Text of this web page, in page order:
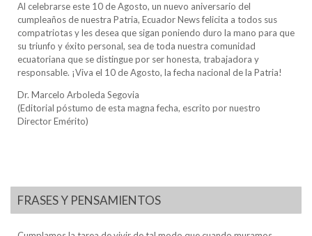
Al celebrarse este 10 de Agosto, un nuevo aniversario del
cumpleaños de nuestra Patria, Ecuador News felicita a todos sus
compatriotas y les desea que sigan poniendo duro la mano para que
su triunfo y éxito personal, sea de toda nuestra comunidad
ecuatoriana que se distingue por ser honesta, trabajadora y
responsable. ¡Viva el 10 de Agosto, la fecha nacional de la Patria!
Dr. Marcelo Arboleda Segovia
(Editorial póstumo de esta magna fecha, escrito por nuestro
Director Emérito)
FRASES Y PENSAMIENTOS